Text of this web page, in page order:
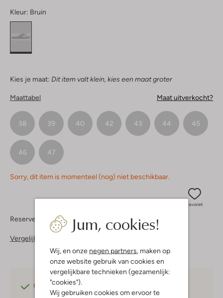
Jum, cookies!
Wij, en onze negen partners, maken op
onze website gebruik van cookies en
vergelijkbare technieken (gezamenlijk:
"cookies").
Wij gebruiken cookies om ervoor te
Kleur: Bruin
Kies je maat: Dit item valt klein, kies een maat groter
Maattabel Maat uitverkocht?
38 39 40 42 43 44 45
46 47
Sorry, dit item is momenteel (nog) niet beschikbaar.
Favoriet
Reserveer direct in een van onze 37 boutiques
Vergelijkbare items
Gratis verzending